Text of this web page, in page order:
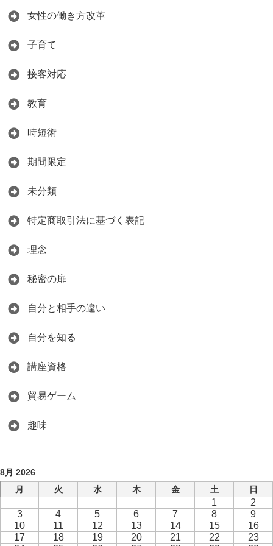
女性の働き方改革
子育て
接客対応
教育
時短術
期間限定
未分類
特定商取引法に基づく表記
理念
秘密の扉
自分と相手の違い
自分を知る
講座資格
貿易ゲーム
趣味
8月 2026
月
火 水 木 金 土 日
1
2
3
4 5 6 7 8
9
10
11 12 13 14 15
16
17
18 19 20 21 22
23